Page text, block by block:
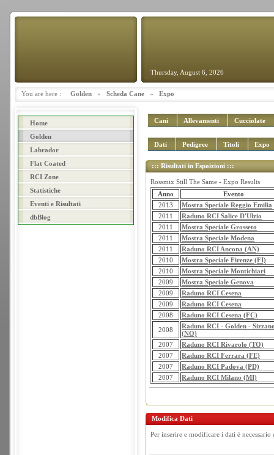
Thursday, August 6, 2026
You are here : Golden » Scheda Cane » Expo
Home
Golden
Labrador
Flat Coated
RCI Zone
Statistiche
Eventi e Risultati
dbBlog
Cani Allevamenti Cucciolate
Dati Pedigree Titoli Expo
::: Risultati in Espoizioni :::
Rossmix Still The Same - Expo Results
Anno
Evento
2013
Mostra Speciale Reggio Emilia
2011
Raduno RCI Salice D'Ulzio
2011
Mostra Speciale Grosseto
2011
Mostra Speciale Modena
2011
Raduno RCI Ancona (AN)
2010
Mostra Speciale Firenze (FI)
2010
Mostra Speciale Montichiari
2009
Mostra Speciale Genova
2009
Raduno RCI Cesena
2009
Raduno RCI Cesena
2008
Raduno RCI Cesena (FC)
2008
Raduno RCI - Golden -
(NO)
2007
Raduno RCI Rivarolo (TO)
2007
Raduno RCI Ferrara (FE)
2007
Raduno RCI Padova (PD)
2007
Raduno RCI Milano (MI)
Modifica Dati
Per inserire e modificare i dati è necessario